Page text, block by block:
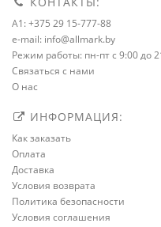
A1: +375 29 15-777-88
e-mail: info@allmark.by
Режим работы: пн-пт с 9:00 до
Связаться с нами
О нас
ИНФОРМАЦИЯ:
Как заказать
Оплата
Доставка
Условия возврата
Политика безопасности
Условия соглашения